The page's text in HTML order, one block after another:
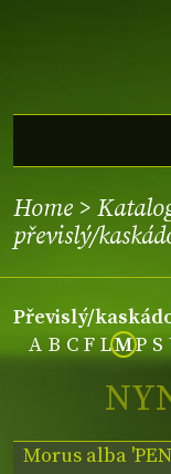
Home >
převislý/
převislý/
A B C F LMP S
Morus alba